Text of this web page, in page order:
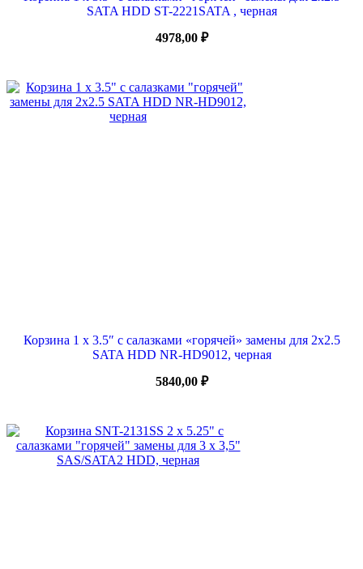
SATA HDD ST-2221SATA , черная
4978,00 ₽
Корзина 1 x 3.5″ с салазками «горячей» замены для 2х2.5
SATA HDD NR-HD9012, черная
5840,00 ₽